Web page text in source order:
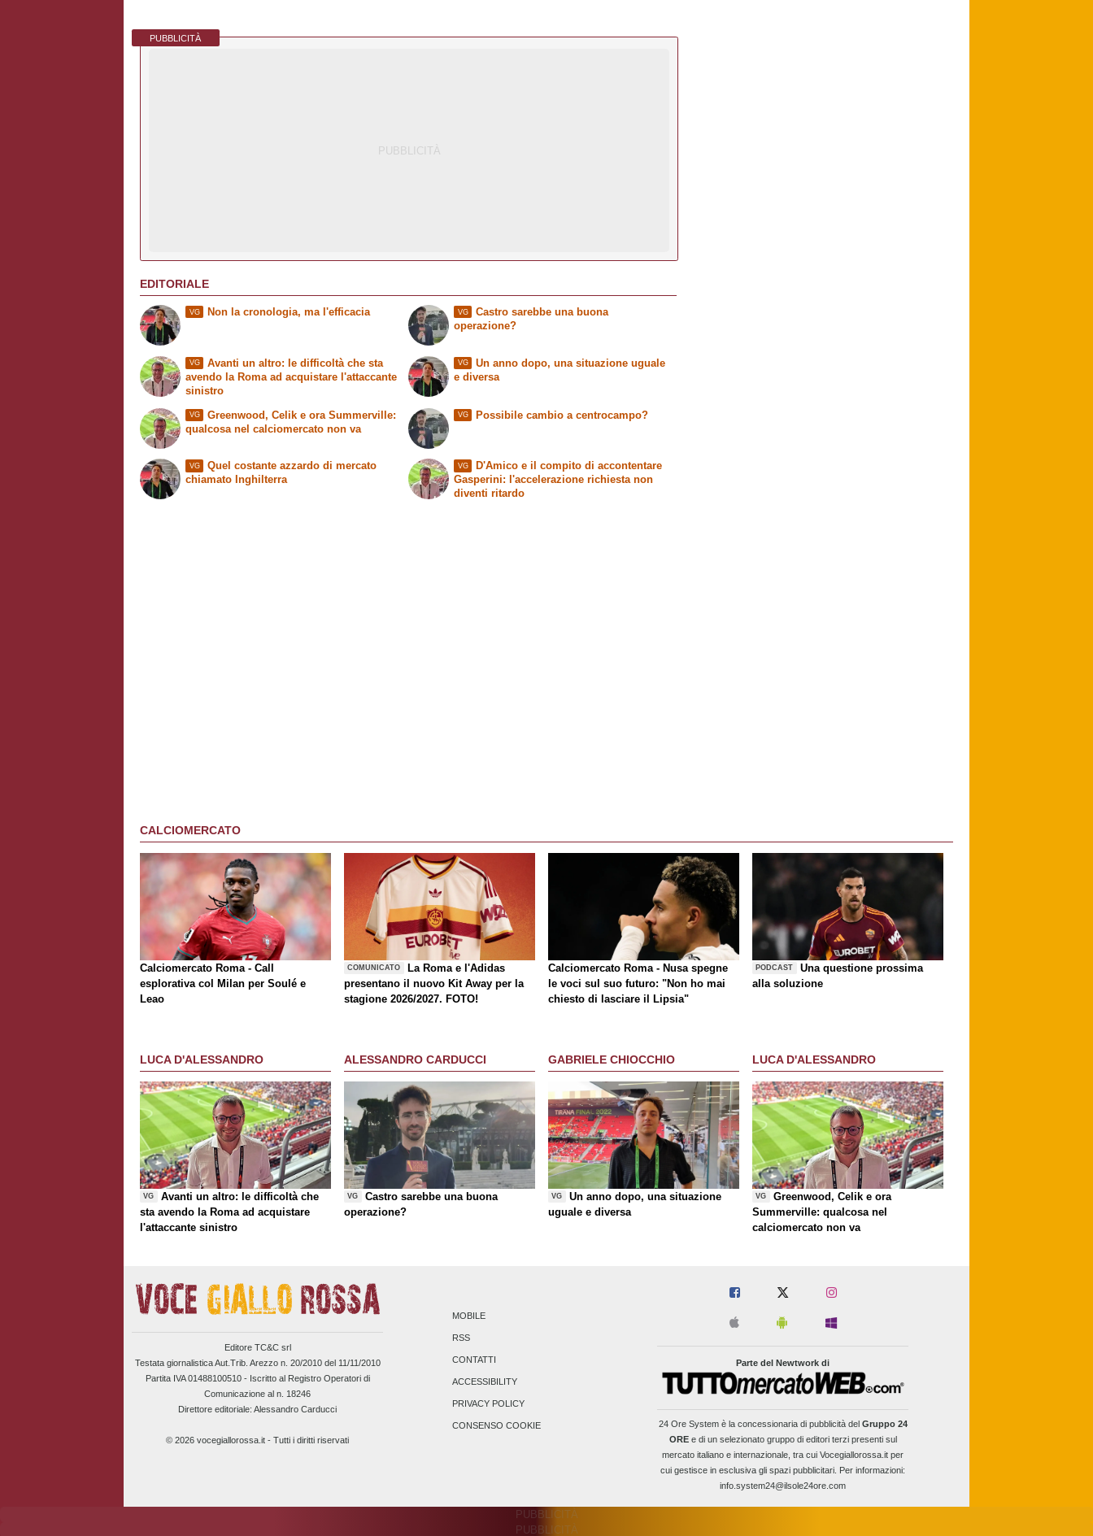
PUBBLICITÀ
EDITORIALE
VG Non la cronologia, ma l'efficacia
VG
Avanti un altro: le difficoltà che sta
avendo la Roma ad acquistare l'attaccante
sinistro
VG
Castro sarebbe una buona
operazione?
VG
Un anno dopo, una situazione uguale
e diversa
VG
Greenwood, Celik e ora Summerville:
qualcosa nel calciomercato non va
VG
Quel costante azzardo di mercato
chiamato Inghilterra
VG Possibile cambio a centrocampo?
VG
D'Amico e il compito di accontentare
Gasperini: l'accelerazione richiesta non
diventi ritardo
CALCIOMERCATO
Calciomercato Roma - Call
esplorativa col Milan per Soulé e
Leao
COMUNICATO
La Roma e l'Adidas
presentano il nuovo Kit Away per la
stagione 2026/2027. FOTO!
Calciomercato Roma - Nusa spegne
le voci sul suo futuro: "Non ho mai
chiesto di lasciare il Lipsia"
PODCAST
Una questione prossima
alla soluzione
LUCA D'ALESSANDRO
VG
Avanti un altro: le difficoltà che
sta avendo la Roma ad acquistare
l'attaccante sinistro
ALESSANDRO CARDUCCI
VG
Castro sarebbe una buona
operazione?
GABRIELE CHIOCCHIO
VG
Un anno dopo, una situazione
uguale e diversa
LUCA D'ALESSANDRO
VG
Greenwood, Celik e ora
Summerville: qualcosa nel
calciomercato non va
Editore TC&C srl
Testata giornalistica Aut.Trib. Arezzo n. 20/2010 del 11/11/2010
Partita IVA 01488100510 - Iscritto al Registro Operatori di
Comunicazione al n. 18246
Direttore editoriale: Alessandro Carducci
© 2026 vocegiallorossa.it - Tutti i diritti riservati
MOBILE
RSS
CONTATTI
ACCESSIBILITY
PRIVACY POLICY
CONSENSO COOKIE
Parte del Newtwork di
24 Ore Systemè la concessionaria di pubblicità del Gruppo 24
OREe di un selezionato gruppo di editori terzi presenti sul
mercato italiano e internazionale, tra cui Vocegiallorossa.it per
cui gestisce in esclusiva gli spazi pubblicitari. Per informazioni:
info.system24@ilsole24ore.com